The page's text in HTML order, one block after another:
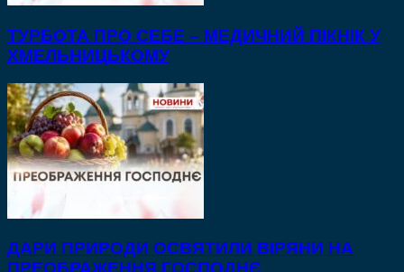
ТУРБОТА ПРО СЕБЕ – МЕДИЧНИЙ ПІКНІК У
ХМЕЛЬНИЦЬКОМУ
ДАРИ ПРИРОДИ ОСВЯТИЛИ ВІРЯНИ НА